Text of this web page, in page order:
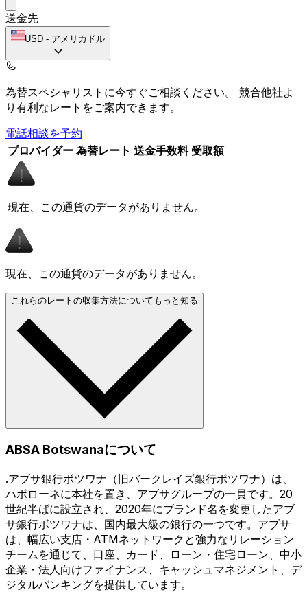
送金先
USD - アメリカドル
為替スペシャリストに今すぐご相談ください。 競合他社よ
り有利なレートをご案内できます。
電話相談を予約
プロバイダー 為替レート 送金手数料 受取額
現在、この通貨のデータがありません。
現在、この通貨のデータがありません。
これらのレートの収集方法についてもっと知る
ABSA Botswanaについて
.アブサ銀行ボツワナ（旧バークレイズ銀行ボツワナ）は、
ハボローネに本社を置き、アブサグループの一員です。20
世紀半ばに設立され、2020年にブランド名を変更したアブ
サ銀行ボツワナは、国内最大級の銀行の一つです。アブサ
は、幅広い支店・ATMネットワークと強力なリレーション
チームを通じて、口座、カード、ローン・住宅ローン、中小
企業・法人向けファイナンス、キャッシュマネジメント、デ
ジタルバンキングを提供しています。